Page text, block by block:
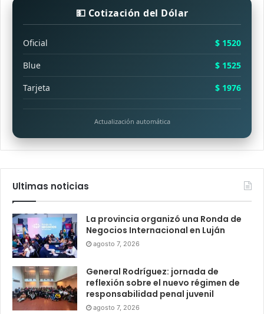
💵 Cotización del Dólar
Oficial
$ 1520
Blue
$ 1525
Tarjeta
$ 1976
Actualización automática
Ultimas noticias
La provincia organizó una Ronda de
Negocios Internacional en Luján
agosto 7, 2026
General Rodríguez: jornada de
reflexión sobre el nuevo régimen de
responsabilidad penal juvenil
agosto 7, 2026